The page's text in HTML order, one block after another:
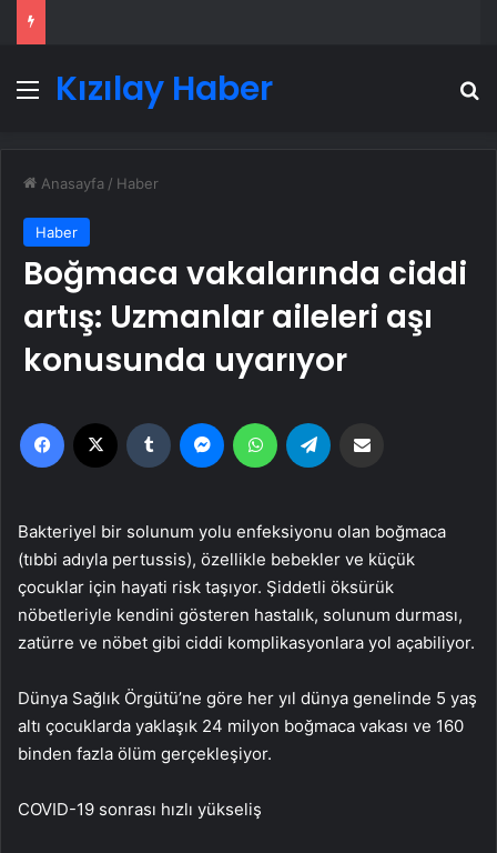
Menü
Kızılay Haber
Anasayfa / Haber
Haber
Boğmaca vakalarında ciddi
artış: Uzmanlar aileleri aşı
konusunda uyarıyor
Facebook Tumblr MessengerWhatsApp
Bakteriyel bir solunum yolu enfeksiyonu olan boğmaca
(tıbbi adıyla pertussis), özellikle bebekler ve küçük
çocuklar için hayati risk taşıyor. Şiddetli öksürük
nöbetleriyle kendini gösteren hastalık, solunum durması,
zatürre ve nöbet gibi ciddi komplikasyonlara yol açabiliyor.
Dünya Sağlık Örgütü’ne göre her yıl dünya genelinde 5 yaş
altı çocuklarda yaklaşık 24 milyon boğmaca vakası ve 160
binden fazla ölüm gerçekleşiyor.
COVID-19 sonrası hızlı yükseliş